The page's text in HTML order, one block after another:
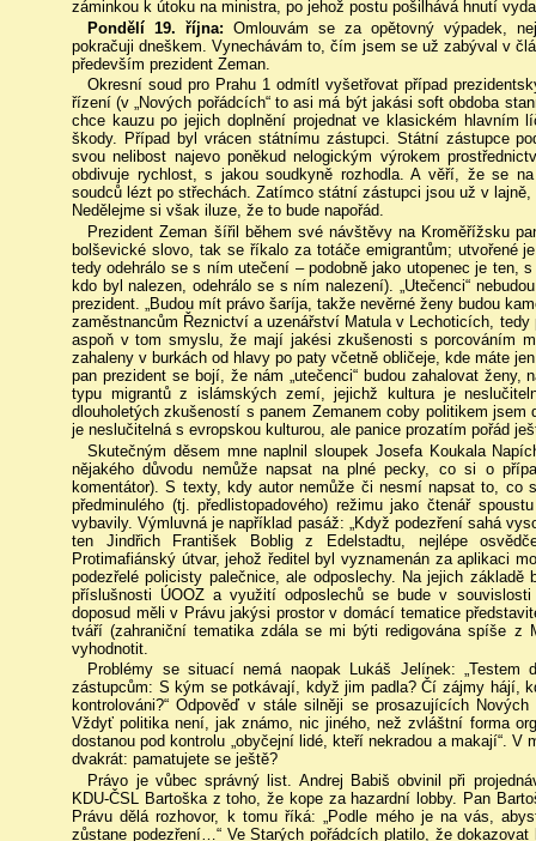
záminkou k útoku na ministra, po jehož postu pošilhává hnutí
Pondělí 19. října:Omlouvám se za opětovný výpadek,
pokračuji dneškem. Vynechávám to, čím jsem se už zabýval v
především prezident Zeman.
Okresní soud pro Prahu 1 odmítl vyšetřovat případ
řízení (v „Nových pořádcích“ to asi má být jakási soft obdoba
chce kauzu po jejich doplnění projednat ve klasickém hlavním
škody. Případ byl vrácen státnímu zástupci. Státní zástupce
svou nelibost najevo poněkud nelogickým výrokem
obdivuje rychlost, s jakou soudkyně rozhodla. A věří, že se
soudců lézt po střechách. Zatímco státní zástupci jsou už v lajně,
Nedělejme si však iluze, že to bude napořád.
Prezident Zeman šířil během své návštěvy na Kroměřížsku
bolševické slovo, tak se říkalo za totáče emigrantům; utvořené
tedy odehrálo se s ním utečení – podobně jako utopenec je ten,
kdo byl nalezen, odehrálo se s ním nalezení). „Utečenci“
prezident. „Budou mít právo šaríja, takže nevěrné ženy budou
zaměstnancům Řeznictví a uzenářství Matula v Lechoticích, tedy
aspoň v tom smyslu, že mají jakési zkušenosti s porcováním
zahaleny v burkách od hlavy po paty včetně obličeje, kde máte
pan prezident se bojí, že nám „utečenci“ budou zahalovat
typu migrantů z islámských zemí, jejichž kultura je
dlouholetých zkušeností s panem Zemanem coby politikem
je neslučitelná s evropskou kulturou, ale panice prozatím pořád
Skutečným děsem mne naplnil sloupek Josefa Koukala
nějakého důvodu nemůže napsat na plné pecky, co si o
komentátor). S texty, kdy autor nemůže či nesmí napsat to,
předminulého (tj. předlistopadového) režimu jako čtenář
vybavily. Výmluvná je například pasáž: „Když podezření sahá
ten Jindřich František Boblig z Edelstadtu, nejlépe
Protimafiánský útvar, jehož ředitel byl vyznamenán za aplikaci
podezřelé policisty palečnice, ale odposlechy. Na jejich
příslušnosti ÚOOZ a využití odposlechů se bude v
doposud měli v Právu jakýsi prostor v domácí tematice
tváří (zahraniční tematika zdála se mi býti redigována spíše z
vyhodnotit.
Problémy se situací nemá naopak Lukáš Jelínek:
zástupcům: S kým se potkávají, když jim padla? Čí zájmy hájí,
kontrolováni?“ Odpověď v stále silněji se prosazujících
Vždyť politika není, jak známo, nic jiného, než zvláštní forma
dostanou pod kontrolu „obyčejní lidé, kteří nekradou a makají“.
dvakrát: pamatujete se ještě?
Právo je vůbec správný list. Andrej Babiš obvinil při
KDU-ČSL Bartoška z toho, že kope za hazardní lobby. Pan
Právu dělá rozhovor, k tomu říká: „Podle mého je na vás,
zůstane podezření…“ Ve Starých pořádcích platilo, že